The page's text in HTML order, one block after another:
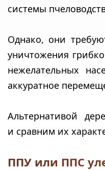
системы
Однако, они
уничтожения
нежелательных
аккуратное
Альтернативой
и сравним их
ППУ или ППС